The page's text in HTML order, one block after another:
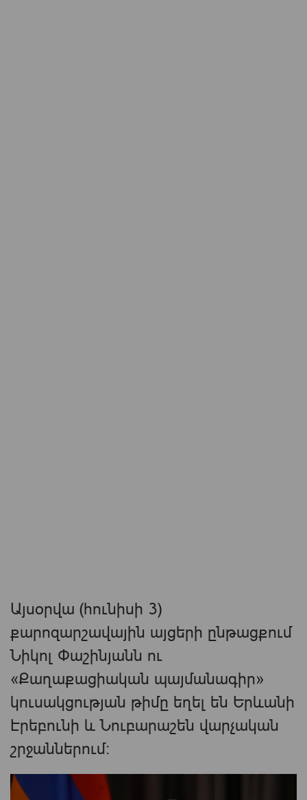
Այսօրվա (հունիսի 3)
քարոզարշավային այցերի ընթացքում
Նիկոլ Փաշինյանն ու
«Քաղաքացիական պայմանագիր»
կուսակցության թիմը եղել են Երևանի
Էրեբունի և Նուբարաշեն վարչական
շրջաններում։